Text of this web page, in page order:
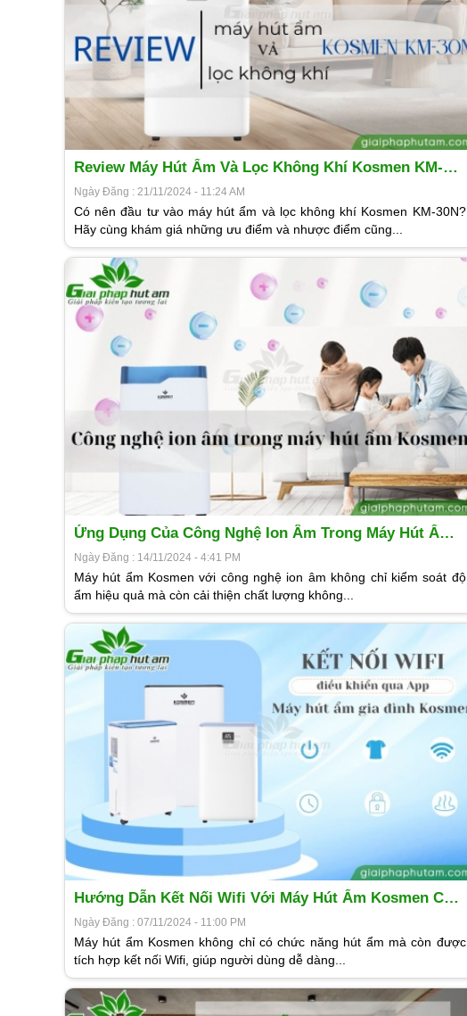
Review Máy Hút Ẩm Và Lọc Không Khí Kosmen KM-
30N
Ngày Đăng : 21/11/2024 - 11:24 AM
Có nên đầu tư vào máy hút ẩm và lọc không khí Kosmen KM-30N?
Hãy cùng khám giá những ưu điểm và nhược điểm cũng...
Ứng Dụng Của Công Nghệ Ion Âm Trong Máy Hút Ẩm
Kosmen
Ngày Đăng : 14/11/2024 - 4:41 PM
Máy hút ẩm Kosmen với công nghệ ion âm không chỉ kiểm soát độ
ẩm hiệu quả mà còn cải thiện chất lượng không...
Hướng Dẫn Kết Nối Wifi Với Máy Hút Ẩm Kosmen Cho
Gia Đình
Ngày Đăng : 07/11/2024 - 11:00 PM
Máy hút ẩm Kosmen không chỉ có chức năng hút ẩm mà còn được
tích hợp kết nối Wifi, giúp người dùng dễ dàng...